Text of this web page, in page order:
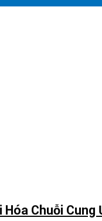
Chuỗi Cung